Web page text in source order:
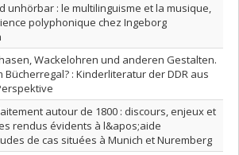
unhörbar : le multilinguisme et la musique,
polyphonique chez Ingeborg
Wackelohren und anderen Gestalten.
Bücherregal? : Kinderliteratur der DDR aus
autour de 1800 : discours, enjeux et
rendus évidents à l&apos;aide
de cas situées à Munich et Nuremberg